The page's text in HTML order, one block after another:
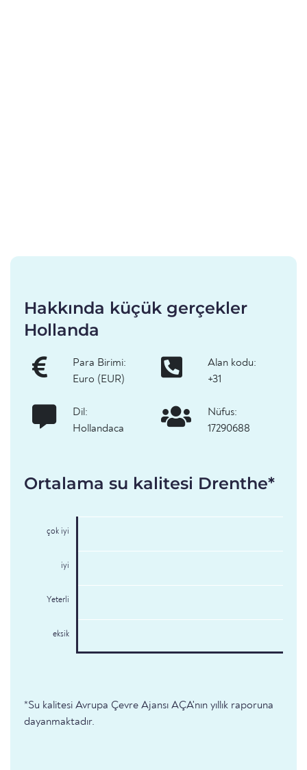
Hakkında küçük gerçekler
Hollanda
Para Birimi:
Euro (EUR)
Alan kodu:
+31
Dil:
Hollandaca
Nüfus:
17290688
Ortalama su kalitesi Drenthe*
çok iyi
iyi
Yeterli
eksik
*Su kalitesi Avrupa Çevre Ajansı AÇA'nın yıllık raporuna
dayanmaktadır.